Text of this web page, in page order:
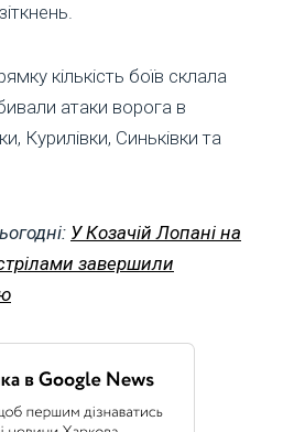
кількість боїв склала
атаки ворога в
Курилівки, Синьківки та
У Козачій Лопані на
завершили